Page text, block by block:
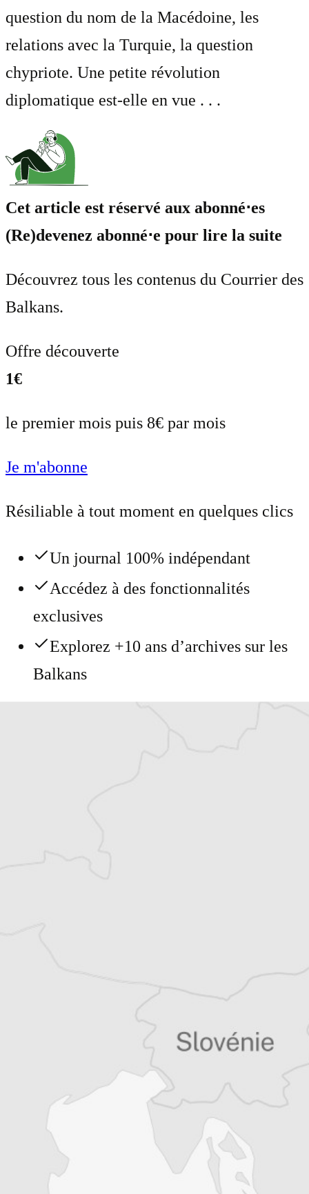
question du nom de la Macédoine, les
relations avec la Turquie, la question
chypriote. Une petite révolution
diplomatique est-elle en vue . . .
Cet article est réservé aux abonné⋅es
(Re)devenez abonné⋅e pour lire la suite
Découvrez tous les contenus du Courrier des
Balkans.
Offre découverte
1€
le premier mois puis 8€ par mois
Je m'abonne
Résiliable à tout moment en quelques clics
Un journal 100% indépendant
Accédez à des fonctionnalités
exclusives
Explorez +10 ans d’archives sur les
Balkans